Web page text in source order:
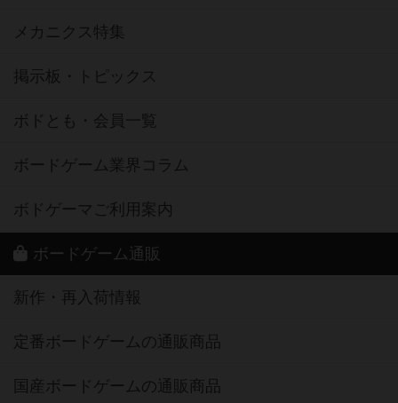
メカニクス特集
掲示板・トピックス
ボドとも・会員一覧
ボードゲーム業界コラム
ボドゲーマご利用案内
ボードゲーム通販
新作・再入荷情報
定番ボードゲームの通販商品
国産ボードゲームの通販商品